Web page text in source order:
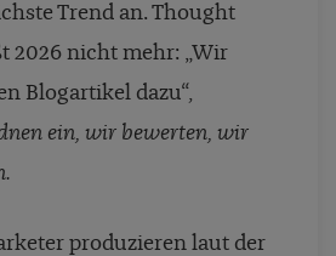
Trend an. Thought
2026 nicht mehr: „Wir
Blogartikel dazu“,
ein, wir bewerten, wir
produzieren laut der